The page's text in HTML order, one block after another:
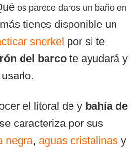
os parece daros un baño en
tienes disponible un
snorkel por si te
del barco te ayudará y
el litoral de y bahía de
caracteriza por sus
negra, aguas cristalinas y